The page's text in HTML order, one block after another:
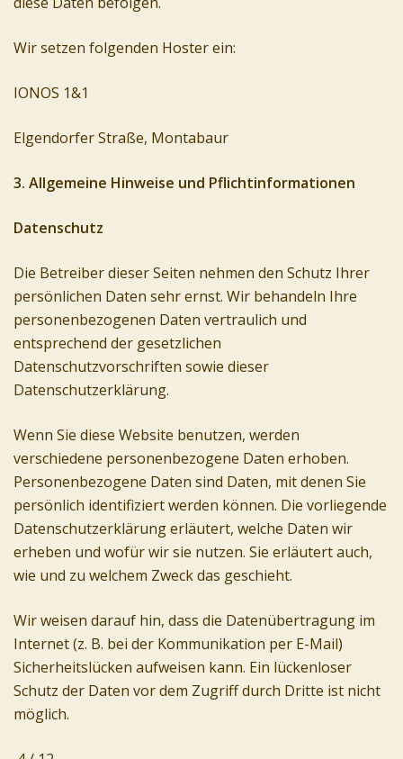
Wir setzen folgenden Hoster ein:
IONOS 1&1
Elgendorfer Straße, Montabaur
3. Allgemeine Hinweise und Pflichtinformationen
Datenschutz
Die Betreiber dieser Seiten nehmen den Schutz Ihrer
persönlichen Daten sehr ernst. Wir behandeln Ihre
personenbezogenen Daten vertraulich und
entsprechend der gesetzlichen
Datenschutzvorschriften sowie dieser
Datenschutzerklärung.
Wenn Sie diese Website benutzen, werden
verschiedene personenbezogene Daten erhoben.
Personenbezogene Daten sind Daten, mit denen Sie
persönlich identifiziert werden können. Die vorliegende
Datenschutzerklärung erläutert, welche Daten wir
erheben und wofür wir sie nutzen. Sie erläutert auch,
wie und zu welchem Zweck das geschieht.
Wir weisen darauf hin, dass die Datenübertragung im
Internet (z. B. bei der Kommunikation per E-Mail)
Sicherheitslücken aufweisen kann. Ein lückenloser
Schutz der Daten vor dem Zugriff durch Dritte ist nicht
möglich.